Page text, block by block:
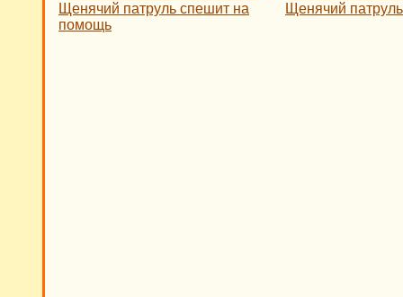
Щенячий патруль спешит на
помощь
Щенячий патруль